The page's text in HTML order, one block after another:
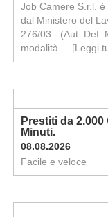
Job Camere S.r.l.
dal Ministero del
276/03 - (Aut. Def.
modalità ... [Leggi
Prestiti da
Minuti.
08.08.2026
Facile e veloce